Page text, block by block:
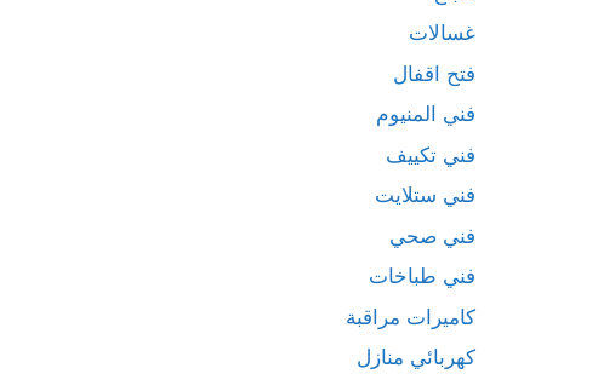
غسالات
فتح اقفال
فني المنيوم
فني تكييف
فني ستلايت
فني صحي
فني طباخات
كاميرات مراقبة
كهربائي منازل